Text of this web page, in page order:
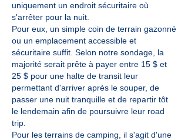
uniquement un endroit sécuritaire où
s'arrêter pour la nuit.
Pour eux, un simple coin de terrain gazonné
ou un emplacement accessible et
sécuritaire suffit. Selon notre sondage, la
majorité serait prête à payer entre 15 $ et
25 $ pour une halte de transit leur
permettant d'arriver après le souper, de
passer une nuit tranquille et de repartir tôt
le lendemain afin de poursuivre leur road
trip.
Pour les terrains de camping, il s'agit d'une